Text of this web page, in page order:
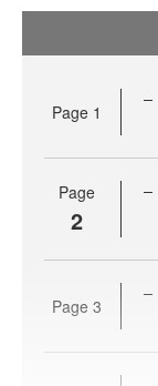
Page 1
Page
2
Page 3